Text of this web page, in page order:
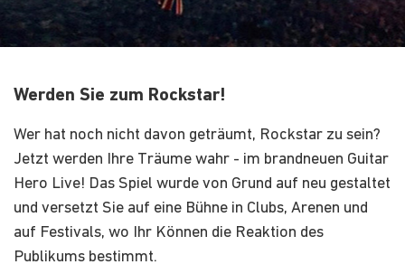
Werden Sie zum Rockstar!
Wer hat noch nicht davon geträumt, Rockstar zu sein?
Jetzt werden Ihre Träume wahr - im brandneuen Guitar
Hero Live! Das Spiel wurde von Grund auf neu gestaltet
und versetzt Sie auf eine Bühne in Clubs, Arenen und
auf Festivals, wo Ihr Können die Reaktion des
Publikums bestimmt.